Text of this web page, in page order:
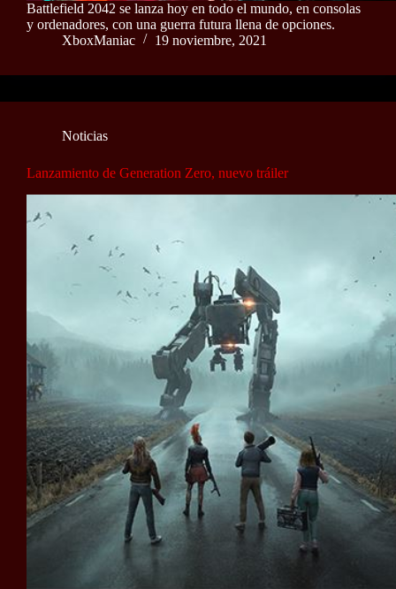
Battlefield 2042 se lanza hoy en todo el mundo, en consolas
y ordenadores, con una guerra futura llena de opciones.
XboxManiac
19 noviembre, 2021
Noticias
Lanzamiento de Generation Zero, nuevo tráiler